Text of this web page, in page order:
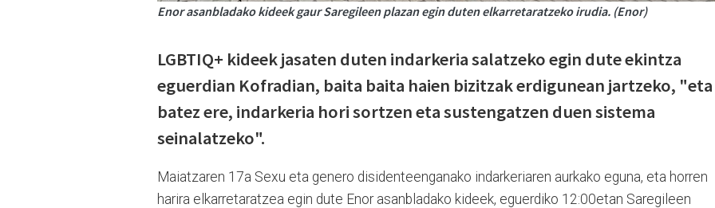
Enor asanbladako kideek gaur Saregileen plazan egin duten elkarretaratzeko irudia. (Enor)
LGBTIQ+ kideek jasaten duten indarkeria salatzeko egin dute ekintza
eguerdian Kofradian, baita baita haien bizitzak erdigunean jartzeko, "eta
batez ere, indarkeria hori sortzen eta sustengatzen duen sistema
seinalatzeko".
Maiatzaren 17a Sexu eta genero disidenteenganako indarkeriaren aurkako eguna, eta horren
harira elkarretaratzea egin dute Enor asanbladako kideek, eguerdiko 12:00etan Saregileen